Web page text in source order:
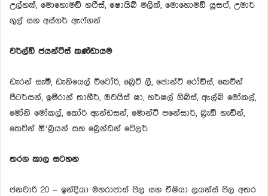
උල්හක්, මොහොමඞ් හෆීස්, ෂොයිබ් මලික්, මොහොමඞ් යූසෆ්, උමාර්
ගුල් සහ අස්ගර් ඇෆ්ගන්
වර්ල්ඞ් ජයන්ට්ස් කණ්ඩායම
ඩැරන් සැමී, ඩැනියෙල් විටෝරි, බ්‍රෙට් ලී, ජොන්ටි රෝඞ්ස්, කෙවින්
පීටර්සන්, ඉම්රාන් තාහීර්, ඔවයිස් ෂා, හර්ෂල් ගිබ්ස්, ඇල්බි මෝකල්,
මෝනි මෝකල්, කෝරි ඇන්ඩසන්, මොන්ටි පනේසාර්, බ‍්‍රැඞ් හැඩින්,
කෙවින් ඕ‘බ‍්‍රයන් සහ බ්‍රෙන්ඩන් ටේලර්
තරග කාල සටහන
ජනවාරි 20 – ඉන්දියා මහරාජාස් පිල සහ ඒෂියා ලයන්ස් පිල අතර